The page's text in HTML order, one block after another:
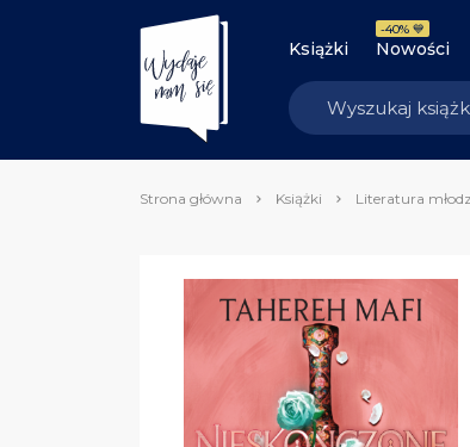
Książki Nowości
-40% 💙
Strona główna Książki Literatura